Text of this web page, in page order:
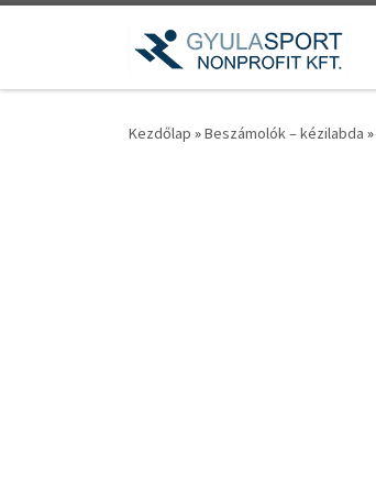
Teljes tartalom megjelenítése
Kezdőlap »Beszámolók – kézilabda »